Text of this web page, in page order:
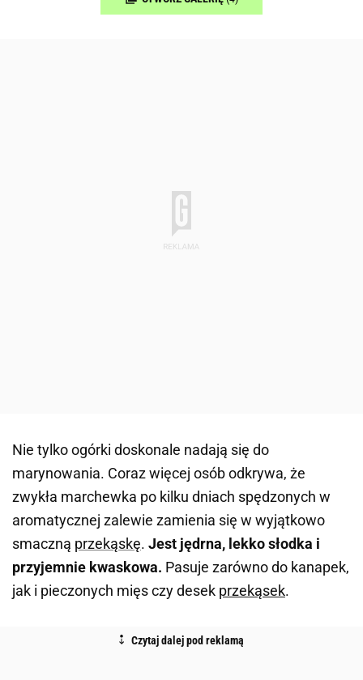
Nie tylko ogórki doskonale nadają się do
marynowania. Coraz więcej osób odkrywa, że
zwykła marchewka po kilku dniach spędzonych w
aromatycznej zalewie zamienia się w wyjątkowo
smaczną przekąskę. Jest jędrna, lekko słodka i
przyjemnie kwaskowa. Pasuje zarówno do kanapek,
jak i pieczonych mięs czy desek przekąsek.